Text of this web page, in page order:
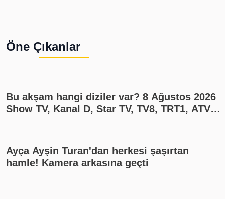
Öne Çıkanlar
Bu akşam hangi diziler var? 8 Ağustos 2026
Show TV, Kanal D, Star TV, TV8, TRT1, ATV
Ayça Ayşin Turan'dan herkesi şaşırtan
hamle! Kamera arkasına geçti